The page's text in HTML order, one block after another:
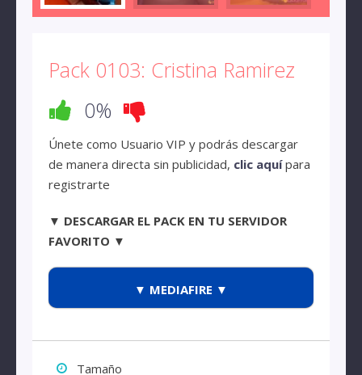
Pack 0103: Cristina Ramirez
0%
Únete como Usuario VIP y podrás descargar
de manera directa sin publicidad, clic aquípara
registrarte
▼ DESCARGAR EL PACK EN TU SERVIDOR
FAVORITO ▼
▼ MEDIAFIRE ▼
Tamaño